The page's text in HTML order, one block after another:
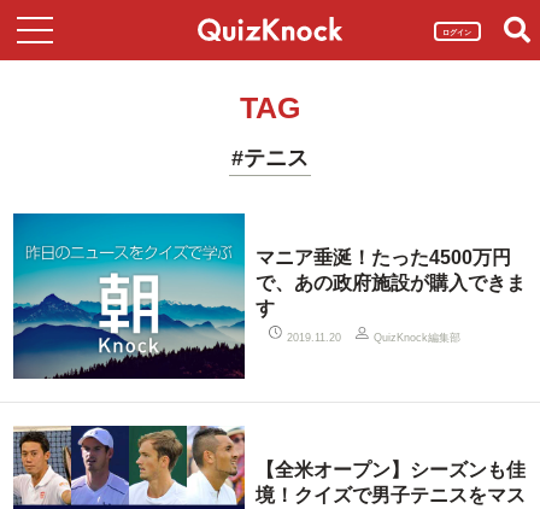
ログイン
TAG
#テニス
マニア垂涎！たった4500万円
で、あの政府施設が購入できま
す
2019.11.20 QuizKnock編集部
【全米オープン】シーズンも佳
境！クイズで男子テニスをマス